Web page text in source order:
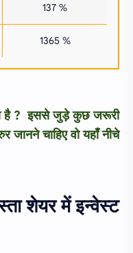
137 %
1365 %
है ? इससे जुड़े कुछ जरूरी
जानने चाहिए वो यहाँ नीचे
शेयर में इन्वेस्ट